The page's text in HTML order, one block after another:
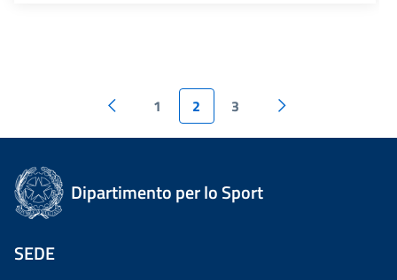
1 2 3
Dipartimento per lo Sport
SEDE